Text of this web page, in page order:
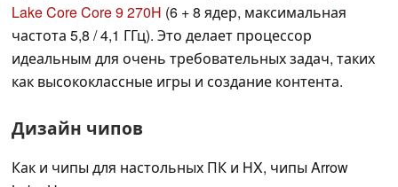
Lake Core Core 9 270H (6 + 8 ядер, максимальная
частота 5,8 / 4,1 ГГц). Это делает процессор
идеальным для очень требовательных задач, таких
как высококлассные игры и создание контента.
Дизайн чипов
Как и чипы для настольных ПК и HX, чипы Arrow